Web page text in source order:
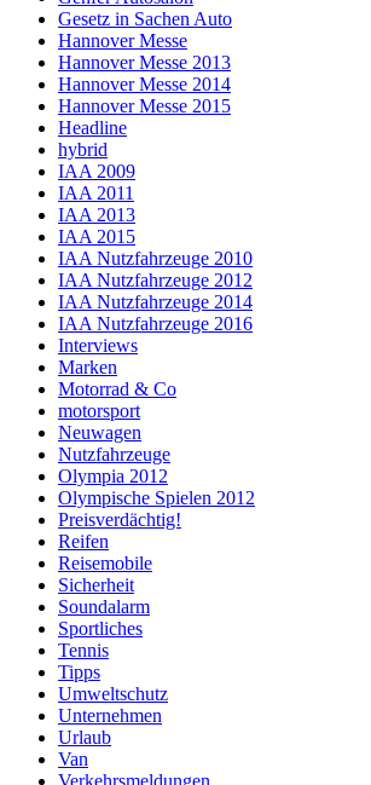
Gesetz in Sachen Auto
Hannover Messe
Hannover Messe 2013
Hannover Messe 2014
Hannover Messe 2015
Headline
hybrid
IAA 2009
IAA 2011
IAA 2013
IAA 2015
IAA Nutzfahrzeuge 2010
IAA Nutzfahrzeuge 2012
IAA Nutzfahrzeuge 2014
IAA Nutzfahrzeuge 2016
Interviews
Marken
Motorrad & Co
motorsport
Neuwagen
Nutzfahrzeuge
Olympia 2012
Olympische Spielen 2012
Preisverdächtig!
Reifen
Reisemobile
Sicherheit
Soundalarm
Sportliches
Tennis
Tipps
Umweltschutz
Unternehmen
Urlaub
Van